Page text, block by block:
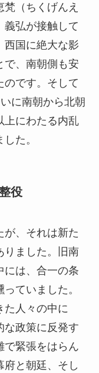
（ちくげんえ
義弘が接触して
西国に絶大な影
で、南朝側も安
のです。そして
に南朝から北朝
上にわたる内乱
た。
役
が、それは新た
りました。旧南
には、合一の条
ていました。
た人々の中に
な政策に反発す
で緊張をはらん
府と朝廷、そし